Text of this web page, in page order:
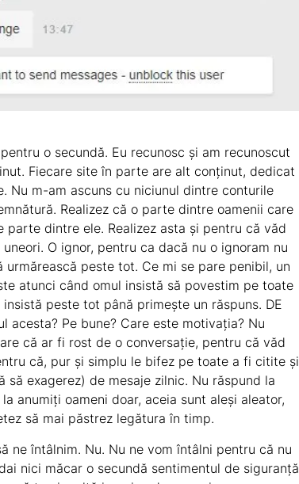
o secundă. Eu recunosc și am recunoscut
Fiecare site în parte are alt conținut, dedicat
Nu m-am ascuns cu niciunul dintre conturile
. Realizez că o parte dintre oamenii care
dintre ele. Realizez asta și pentru că văd
O ignor, pentru ca dacă nu o ignoram nu
peste tot. Ce mi se pare penibil, un
atunci când omul insistă să povestim pe toate
peste tot până primește un răspuns. DE
acesta? Pe bune? Care este motivația? Nu
că ar fi rost de o conversație, pentru că văd
că, pur și simplu le bifez pe toate a fi citite și
exagerez) de mesaje zilnic. Nu răspund la
anumiți oameni doar, aceia sunt aleși aleator,
să mai păstrez legătura în timp.
ne întâlnim. Nu. Nu ne vom întâlni pentru că nu
nici măcar o secundă sentimentul de siguranță